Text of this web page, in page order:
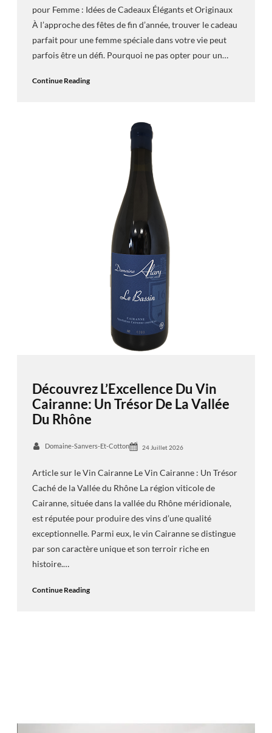
pour Femme : Idées de Cadeaux Élégants et Originaux
À l’approche des fêtes de fin d’année, trouver le cadeau
parfait pour une femme spéciale dans votre vie peut
parfois être un défi. Pourquoi ne pas opter pour un…
Continue Reading
Découvrez L’Excellence Du Vin
Cairanne: Un Trésor De La Vallée
Du Rhône
Domaine-Sanvers-Et-Cotton 24 Juillet 2026
Article sur le Vin Cairanne Le Vin Cairanne : Un Trésor
Caché de la Vallée du Rhône La région viticole de
Cairanne, située dans la vallée du Rhône méridionale,
est réputée pour produire des vins d’une qualité
exceptionnelle. Parmi eux, le vin Cairanne se distingue
par son caractère unique et son terroir riche en
histoire.…
Continue Reading